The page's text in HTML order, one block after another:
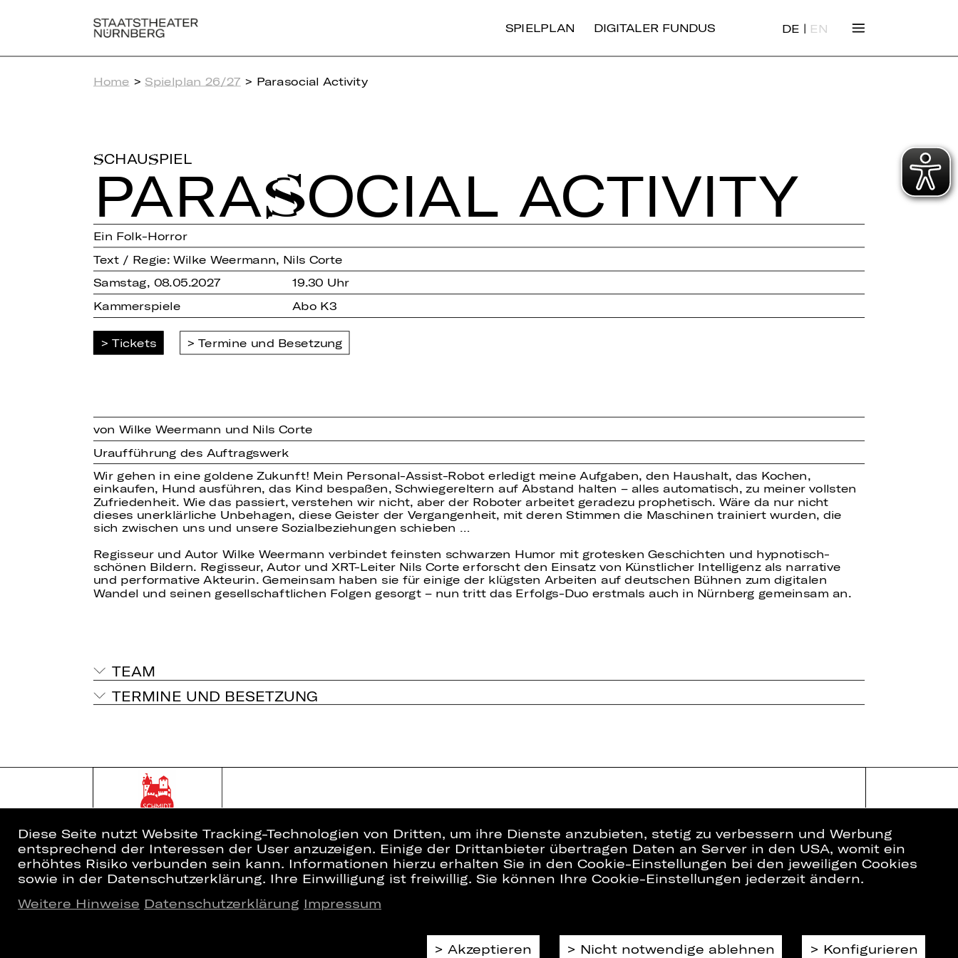
SPIELPLAN DIGITALER FUNDUS DE | EN
Home > Spielplan 26/27 > Parasocial Activity
SCHAUSPIEL
PA­RA­SO­CI­AL AC­TIVI­TY
Ein Folk-Horror
Text / Regie: Wilke Weermann, Nils Corte
Samstag, 08.05.2027
19.30 Uhr
Kammerspiele
Abo K3
Tickets Termine und Besetzung
von Wilke Weermann und Nils Corte
Uraufführung des Auftragswerk
Wir gehen in eine goldene Zukunft! Mein Personal-Assist-Robot erledigt meine Aufgaben, den Haushalt, das Kochen,
einkaufen, Hund ausführen, das Kind bespaßen, Schwiegereltern auf Abstand halten – alles automatisch, zu meiner vollsten
Zufriedenheit. Wie das passiert, verstehen wir nicht, aber der Roboter arbeitet geradezu prophetisch. Wäre da nur nicht
dieses unerklärliche Unbehagen, diese Geister der Vergangenheit, mit deren Stimmen die Maschinen trainiert wurden, die
sich zwischen uns und unsere Sozialbeziehungen schieben …
Regisseur und Autor Wilke Weermann verbindet feinsten schwarzen Humor mit grotesken Geschichten und hypnotisch-
schönen Bildern. Regisseur, Autor und XRT-Leiter Nils Corte erforscht den Einsatz von Künstlicher Intelligenz als narrative
und performative Akteurin. Gemeinsam haben sie für einige der klügsten Arbeiten auf deutschen Bühnen zum digitalen
Wandel und seinen gesellschaftlichen Folgen gesorgt – nun tritt das Erfolgs-Duo erstmals auch in Nürnberg gemeinsam an.
TEAM
TERMINE UND BESETZUNG
Newsletter
Diese Seite nutzt Website Tracking-Technologien von Dritten, um ihre Dienste anzubieten, stetig zu verbessern und Werbung
entsprechend der Interessen der User anzuzeigen. Einige der Drittanbieter übertragen Daten an Server in den USA, womit ein
erhöhtes Risiko verbunden sein kann. Informationen hierzu erhalten Sie in den Cookie-Einstellungen bei den jeweiligen Cookies
sowie in der Datenschutzerklärung. Ihre Einwilligung ist freiwillig. Sie können Ihre Cookie-Einstellungen jederzeit ändern.
Weitere Hinweise Datenschutzerklärung Impressum
Akzeptieren Nicht notwendige ablehnen Konfigurieren